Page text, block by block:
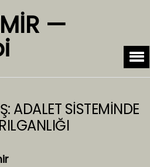
—
ADALET SİSTEMİNDE